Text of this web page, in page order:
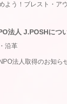
よう！ブレスト・ア
法人 J.POSHにつ
沿革
法人取得のお知ら